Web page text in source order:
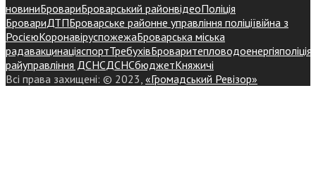
новиниБровариБроварський районвідеоПоліція
БровариДТПБроварське районне управління поліціївійна з
РосієюКоронавіруспожежаБроварська міська
радавакцинаціяспортТребухівБроваритепловодоенергіяполіція
райуправління ДСНСДСНСбюджетКняжичі
Всі права захищені: © 2023, «Громадський Ревізор»